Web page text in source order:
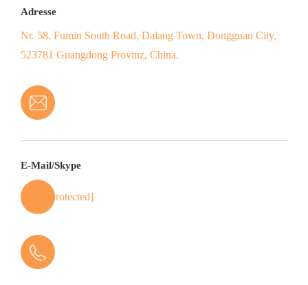
Adresse
Nr. 58, Fumin South Road, Dalang Town, Dongguan City,
523781 Guangdong Provinz, China.
E-Mail/Skype
[email protected]